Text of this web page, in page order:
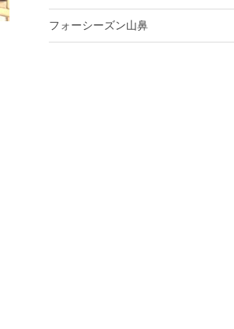
フォーシーズン山鼻